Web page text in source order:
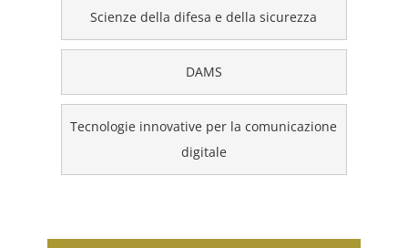
Scienze della difesa e della sicurezza
DAMS
Tecnologie innovative per la comunicazione
digitale